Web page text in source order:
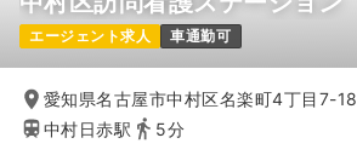
エージェント求人 車通勤可
愛知県名古屋市中村区名楽町4丁目7-18
中村日赤駅
5分